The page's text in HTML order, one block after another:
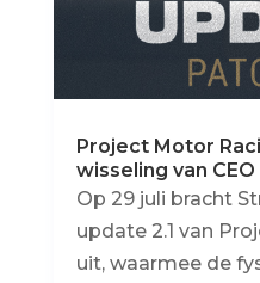
Project Motor
wisseling van
Op 29 juli bracht
update 2.1 van
uit, waarmee de